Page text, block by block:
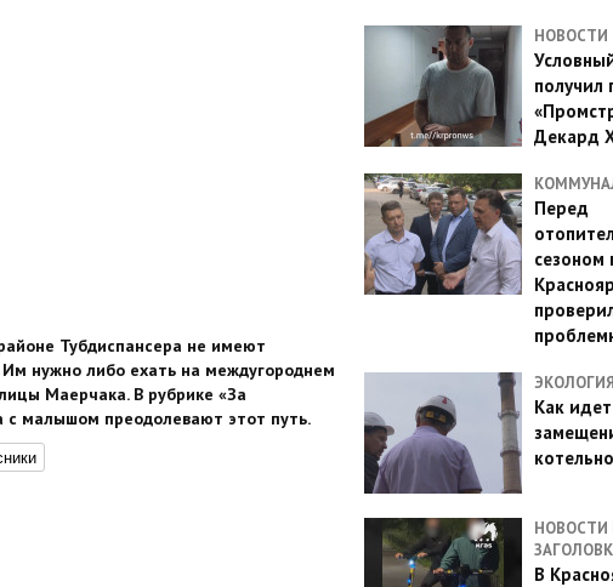
Тубдиспансера не имеют
нужно либо ехать на междугороднем
Маерчака. В рубрике «За
с малышом преодолевают этот путь.
НОВОСТИ
получил
Декард
Перед
сезоном
ЭКОЛОГИЯ
Как идет
НОВОСТИ
В